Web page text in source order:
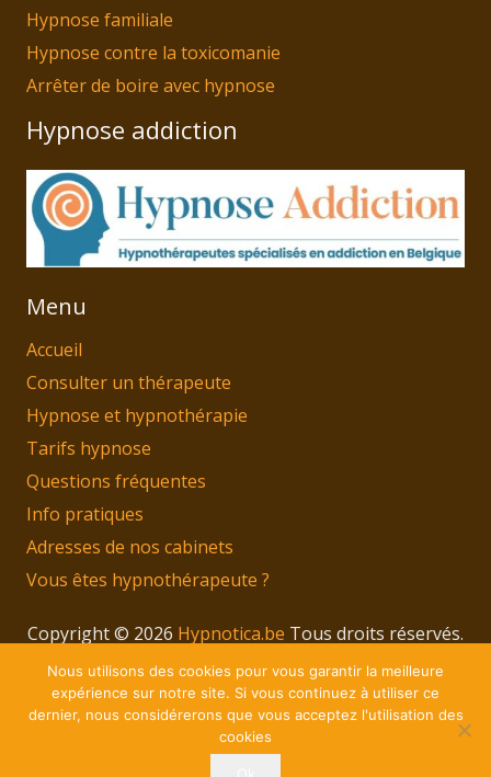
Hypnose familiale
Hypnose contre la toxicomanie
Arrêter de boire avec hypnose
Hypnose addiction
Menu
Accueil
Consulter un thérapeute
Hypnose et hypnothérapie
Tarifs hypnose
Questions fréquentes
Info pratiques
Adresses de nos cabinets
Vous êtes hypnothérapeute ?
Copyright © 2026 Hypnotica.be Tous droits réservés.
Privium – Des services qui soutiennent vos soins.
Pour psychologues, psychotherapeutes et
hypnotherapeutes.
Nous utilisons des cookies pour vous garantir la meilleure
expérience sur notre site. Si vous continuez à utiliser ce
dernier, nous considérerons que vous acceptez l'utilisation des
cookies